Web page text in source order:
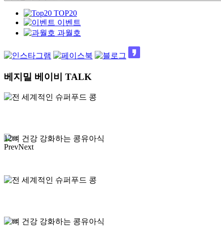
TOP20
이벤트
과월호
베지밀 베이비 TALK
12
PrevNext